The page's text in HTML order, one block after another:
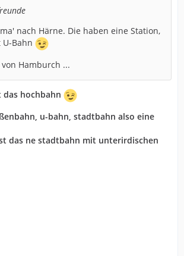
nach Härne. Die haben eine Station,
Bahn
Hamburch ...
hochbahn
u-bahn, stadtbahn also eine
das ne stadtbahn mit unterirdischen